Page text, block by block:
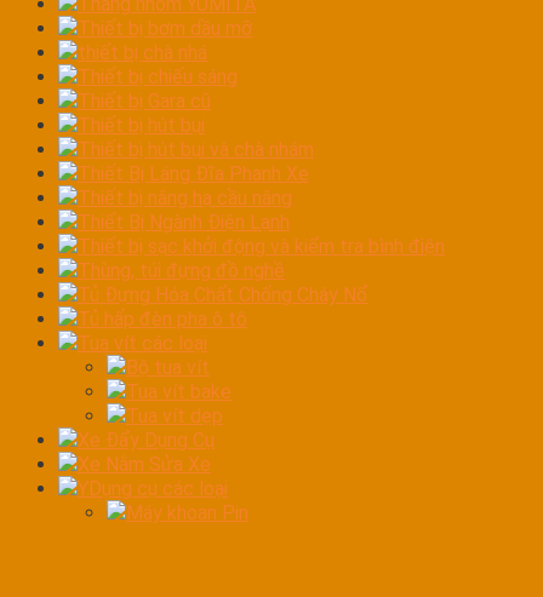
Thiết bị bơm dầu mỡ
thiết bị chà nhá
Thiết bị chiếu sáng
Thiết bị Gara cũ
Thiết bị hút bụi
Thiết bị hút bụi và chà nhám
Thiết Bị Láng Đĩa Phanh Xe
Thiết bị nâng hạ cầu nâng
Thiết Bị Ngành Điện Lạnh
Thiết bị sạc khởi động và kiểm tra bình điện
Thùng, túi đựng đồ nghề
Tủ Đựng Hóa Chất Chống Cháy Nổ
Tủ hấp đèn pha ô tô
Tua vít các loại
Bộ tua vít
Tua vít bake
Tua vít dẹp
Xe Đẩy Dụng Cụ
Xe Nằm Sửa Xe
YDụng cụ các loại
Máy khoan Pin